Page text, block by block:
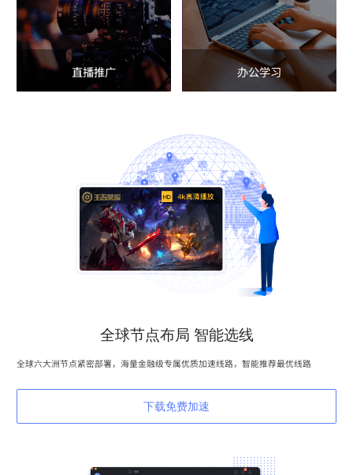
直播推广 办公学习
全球节点布局 智能选线
全球六大洲节点紧密部署，海量金融级专属优质加速线路，智能推荐最优线路
下载免费加速